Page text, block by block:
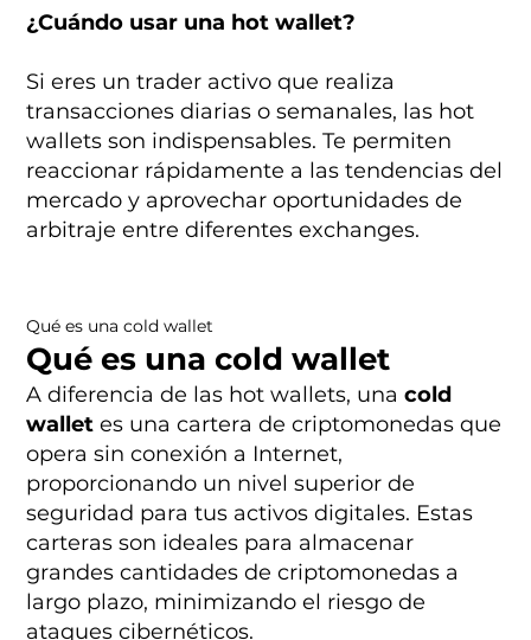
Qué es una cold wallet
Qué es una cold wallet
A diferencia de las hot wallets, unacold
wallet es una cartera de criptomonedas que
opera sin conexión a Internet,
proporcionando un nivel superior de
seguridad para tus activos digitales. Estas
carteras son ideales para almacenar
grandes cantidades de criptomonedas a
largo plazo, minimizando el riesgo de
ataques cibernéticos.
¿Cuándo usar una hot wallet?
Si eres un trader activo que realiza
transacciones diarias o semanales, las hot
wallets son indispensables. Te permiten
reaccionar rápidamente a las tendencias del
mercado y aprovechar oportunidades de
arbitraje entre diferentes exchanges.